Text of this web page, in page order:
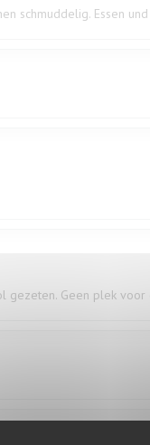
schmuddelig. Essen
gezeten. Geen plek voor